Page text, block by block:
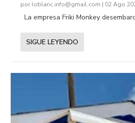
por loblanc.info@gmail.com | 02 Ago
La empresa Friki Monkey
SIGUE LEYENDO